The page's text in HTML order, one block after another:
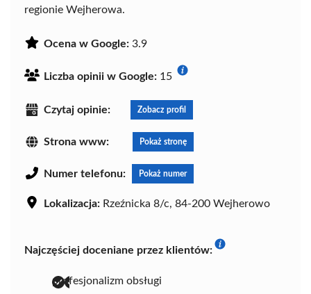
regionie Wejherowa.
Ocena w Google: 3.9
Liczba opinii w Google: 15
Czytaj opinie: Zobacz profil
Strona www: Pokaż stronę
Numer telefonu: Pokaż numer
Lokalizacja: Rzeźnicka 8/c, 84-200 Wejherowo
Najczęściej doceniane przez klientów:
profesjonalizm obsługi